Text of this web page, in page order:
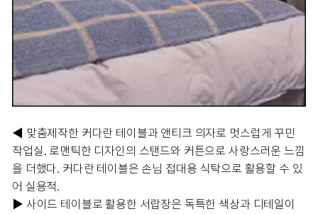
◀ 맞춤제작한 커다란 테이블과 앤티크 의자로 멋스럽게 꾸민
작업실. 로맨틱한 디자인의 스탠드와 커튼으로 사랑스러운 느낌
을 더했다. 커다란 테이블은 손님 접대용 식탁으로 활용할 수 있
어 실용적.
▶ 사이드 테이블로 활용한 서랍장은 독특한 색상과 디테일이